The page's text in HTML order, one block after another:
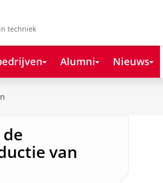
techniek
Alumni Nieuws
van